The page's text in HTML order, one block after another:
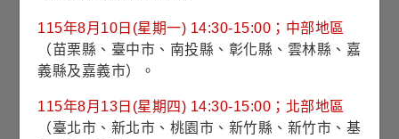
(2026/01/27)
近1年
平均淨值
33.15
收藏
115年8月10日(星期一) 14:30-15:00；中部地區
（苗栗縣、臺中市、南投縣、彰化縣、雲林縣、嘉
義縣及嘉義市）。
115年8月13日(星期四) 14:30-15:00；北部地區
（臺北市、新北市、桃園市、新竹縣、新竹市、基